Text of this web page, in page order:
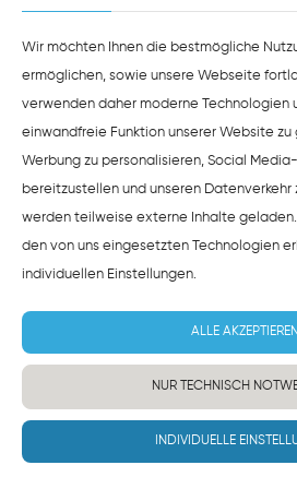
ZUSTIMMEN
HINWEISE ZUM DATENSCHUTZ
Wir möchten Ihnen die bestmögliche
ermöglichen, sowie unsere Webseite
verwenden daher moderne Technologien
einwandfreie Funktion unserer Website
Werbung zu personalisieren, Social
bereitzustellen und unseren Datenverkehr
werden teilweise externe Inhalte
den von uns eingesetzten Technologien
individuellen Einstellungen.
ALLE AKZEPTIEREN
NUR TECHNISCH
INDIVIDUELLE